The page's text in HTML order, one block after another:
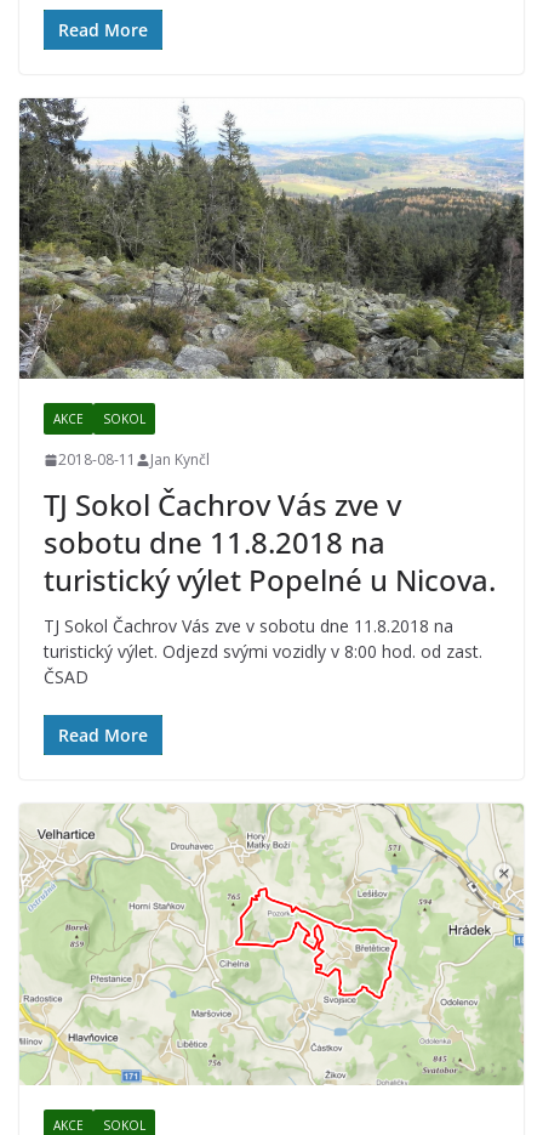
Read More
AKCE SOKOL
2018-08-11 Jan Kynčl
TJ Sokol Čachrov Vás zve v
sobotu dne 11.8.2018 na
turistický výlet Popelné u Nicova.
TJ Sokol Čachrov Vás zve v sobotu dne 11.8.2018 na
turistický výlet. Odjezd svými vozidly v 8:00 hod. od zast.
ČSAD
Read More
AKCE SOKOL